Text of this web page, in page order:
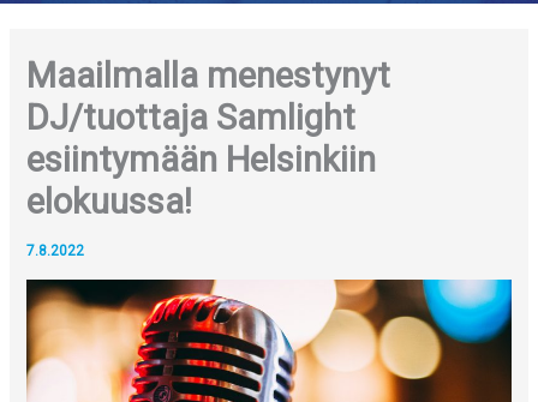
Maailmalla menestynyt
DJ/tuottaja Samlight
esiintymään Helsinkiin
elokuussa!
7.8.2022